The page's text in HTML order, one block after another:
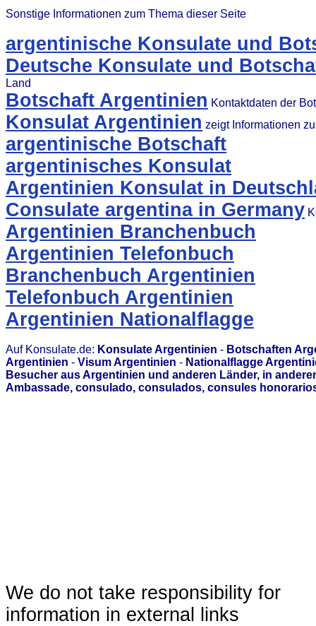
Sonstige Informationen zum Thema dieser Seite
argentinische Konsulate und
Deutsche Konsulate und
Land
Botschaft Argentinien Kontaktdaten der
Konsulat Argentinien zeigt Informationen
argentinische Botschaft
argentinisches Konsulat
Argentinien Konsulat in
Consulate argentina in Germany
Argentinien Branchenbuch
Argentinien Telefonbuch
Branchenbuch Argentinien
Telefonbuch Argentinien
Argentinien Nationalflagge
Auf Konsulate.de: Konsulate Argentinien - Botschaften
Argentinien - Visum Argentinien - Nationalflagge
Besucher aus Argentinien und anderen Länder, in
Ambassade, consulado, consulados, consules
We do not take responsibility for
information in external links